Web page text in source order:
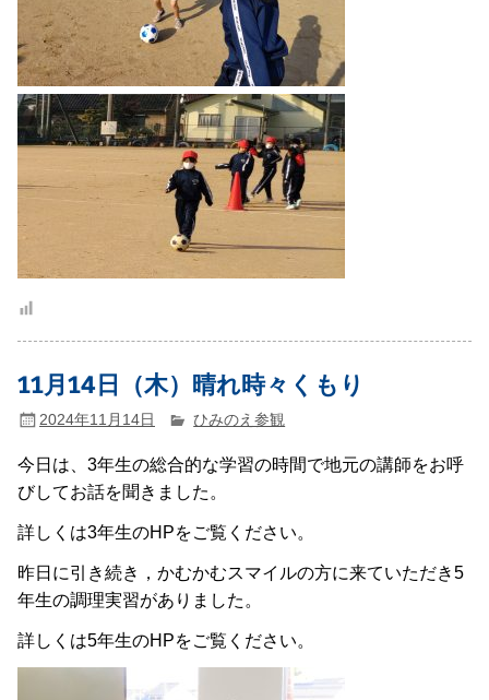
11月14日（木）晴れ時々くもり
2024年11月14日 ひみのえ参観
今日は、3年生の総合的な学習の時間で地元の講師をお呼
びしてお話を聞きました。
詳しくは3年生のHPをご覧ください。
昨日に引き続き，かむかむスマイルの方に来ていただき5
年生の調理実習がありました。
詳しくは5年生のHPをご覧ください。